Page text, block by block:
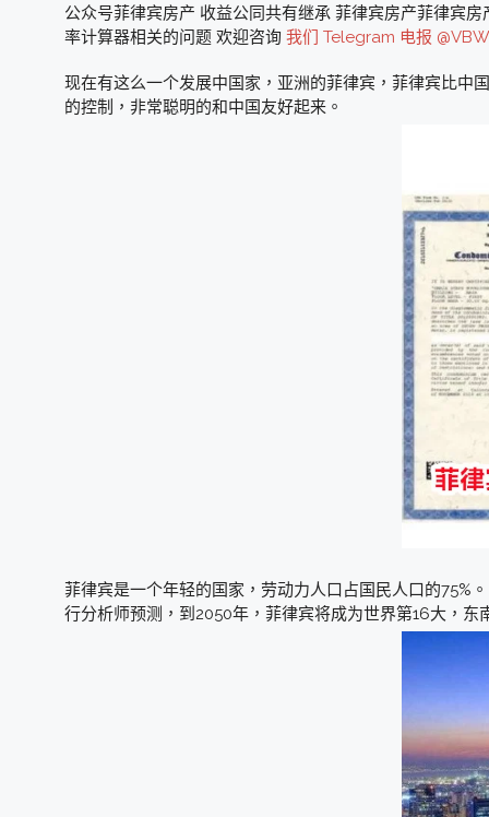
公众号菲律宾房产 收益公同共有继承 菲律宾房产菲律宾
率计算器相关的问题 欢迎咨询 我们 Telegram 电报
现在有这么一个发展中国家，亚洲的菲律宾，菲律宾比中
的控制，非常聪明的和中国友好起来。
菲律宾是一个年轻的国家，劳动力人口占国民人口的75%
行分析师预测，到2050年，菲律宾将成为世界第16大，东